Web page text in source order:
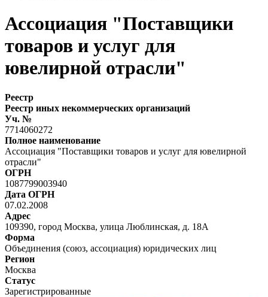
Ассоциация "Поставщики
товаров и услуг для
ювелирной отрасли"
Реестр
Реестр иных некоммерческих организаций
Уч. №
7714060272
Полное наименование
Ассоциация "Поставщики товаров и услуг для ювелирной
отрасли"
ОГРН
1087799003940
Дата ОГРН
07.02.2008
Адрес
109390, город Москва, улица Люблинская, д. 18А
Форма
Объединения (союз, ассоциация) юридических лиц
Регион
Москва
Статус
Зарегистрированные